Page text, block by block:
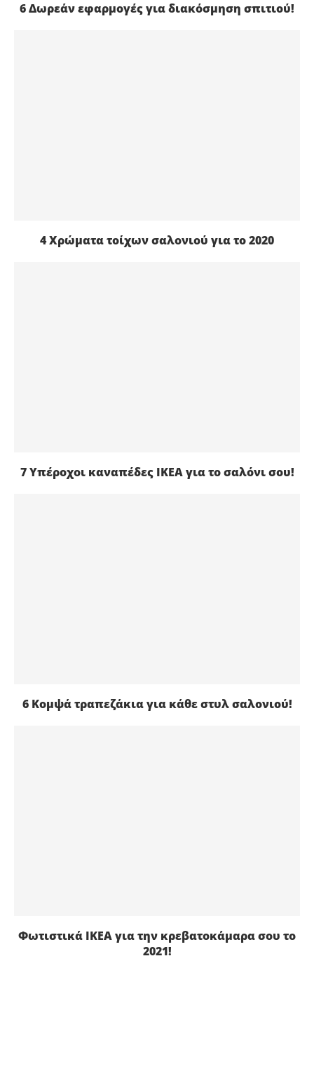
6 Δωρεάν εφαρμογές για διακόσμηση σπιτιού!
4 Χρώματα τοίχων σαλονιού για το 2020
7 Υπέροχοι καναπέδες IKEA για το σαλόνι σου!
6 Κομψά τραπεζάκια για κάθε στυλ σαλονιού!
Φωτιστικά ΙΚΕΑ για την κρεβατοκάμαρα σου το
2021!